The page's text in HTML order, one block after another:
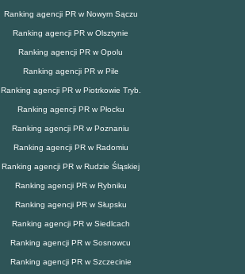
Ranking agencji PR w Nowym Sączu
Ranking agencji PR w Olsztynie
Ranking agencji PR w Opolu
Ranking agencji PR w Pile
Ranking agencji PR w Piotrkowie Tryb.
Ranking agencji PR w Płocku
Ranking agencji PR w Poznaniu
Ranking agencji PR w Radomiu
Ranking agencji PR w Rudzie Śląskiej
Ranking agencji PR w Rybniku
Ranking agencji PR w Słupsku
Ranking agencji PR w Siedlcach
Ranking agencji PR w Sosnowcu
Ranking agencji PR w Szczecinie